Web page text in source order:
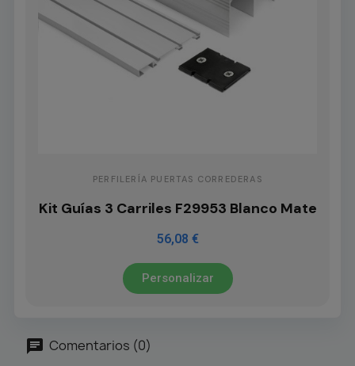
PERFILERÍA PUERTAS CORREDERAS
Kit Guías 3 Carriles F29953 Blanco Mate
56,08 €
Personalizar
Comentarios (0)